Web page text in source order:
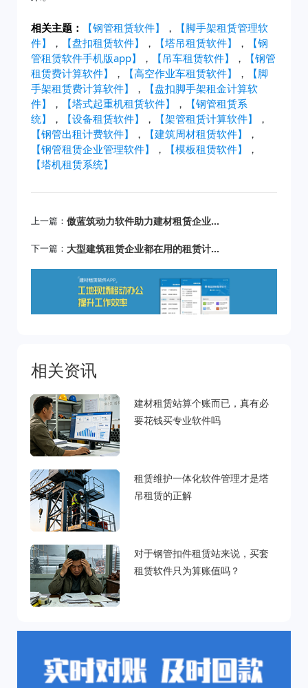
相关主题： 【钢管租赁软件】 ，
【脚手架租赁管理软
件】
， 【盘扣租赁软件】 ， 【塔吊租赁软件】 ，
【钢
管租赁软件手机版app】
， 【吊车租赁软件】 ，
【钢管
租赁费计算软件】
， 【高空作业车租赁软件】 ，
【脚
手架租赁费计算软件】
，
【盘扣脚手架租金计算软
件】
， 【塔式起重机租赁软件】 ，
【钢管租赁系
统】
， 【设备租赁软件】 ， 【架管租赁计算软件】
，
【钢管出租计费软件】
， 【建筑周材租赁软件】
，
【钢管租赁企业管理软件】
， 【模板租赁软件】
，
【塔机租赁系统】
上一篇： 傲蓝筑动力软件助力建材租赁企业的业务范围从国内拓展至海外
下一篇： 大型建筑租赁企业都在用的租赁计费软件！
相关资讯
建材租赁站算个账而已，真有必
要花钱买专业软件吗
租赁维护一体化软件管理才是塔
吊租赁的正解
对于钢管扣件租赁站来说，买套
租赁软件只为算账值吗？